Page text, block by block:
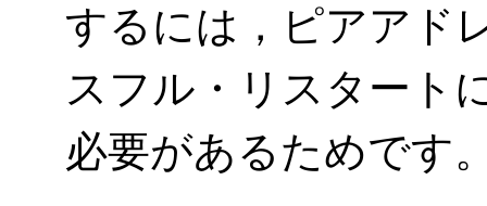
するには，ピアアド
スフル・リスタート
必要があるためです